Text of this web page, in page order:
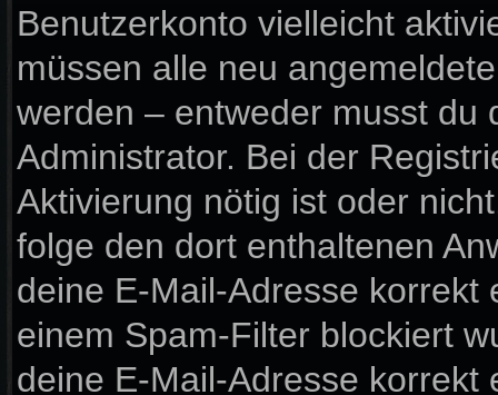
Benutzerkonto vielleicht
müssen alle neu
werden – entweder musst du
Administrator. Bei der
Aktivierung nötig ist oder
folge den dort enthaltenen
deine E-Mail-Adresse
einem Spam-Filter blockiert
deine E-Mail-Adresse